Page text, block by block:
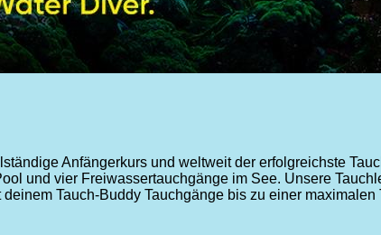
Anfängerkurs und weltweit der erfolgreichste
und vier Freiwassertauchgänge im See. Unsere
Tauch-Buddy Tauchgänge bis zu einer maximalen